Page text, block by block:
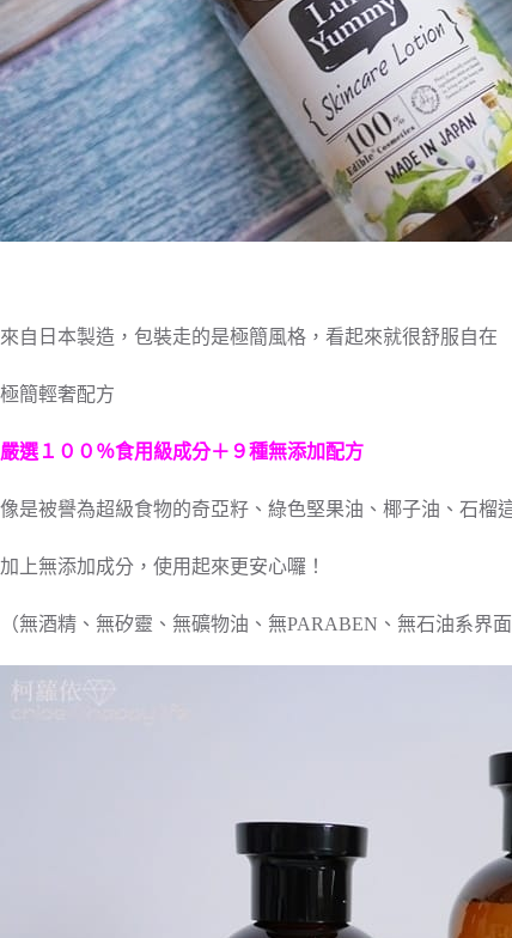
來自日本製造，包裝走的是極簡風格，看起來就很舒服自在
極簡輕奢配方
嚴選１００％食用級成分＋９種無添加配方
像是被譽為超級食物的奇亞籽、綠色堅果油、椰子油、石榴
加上無添加成分，使用起來更安心囉！
（無酒精、無矽靈、無礦物油、無PARABEN、無石油系界